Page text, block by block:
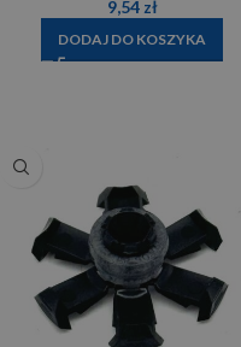
9,54 zł
DODAJ DO KOSZYKA